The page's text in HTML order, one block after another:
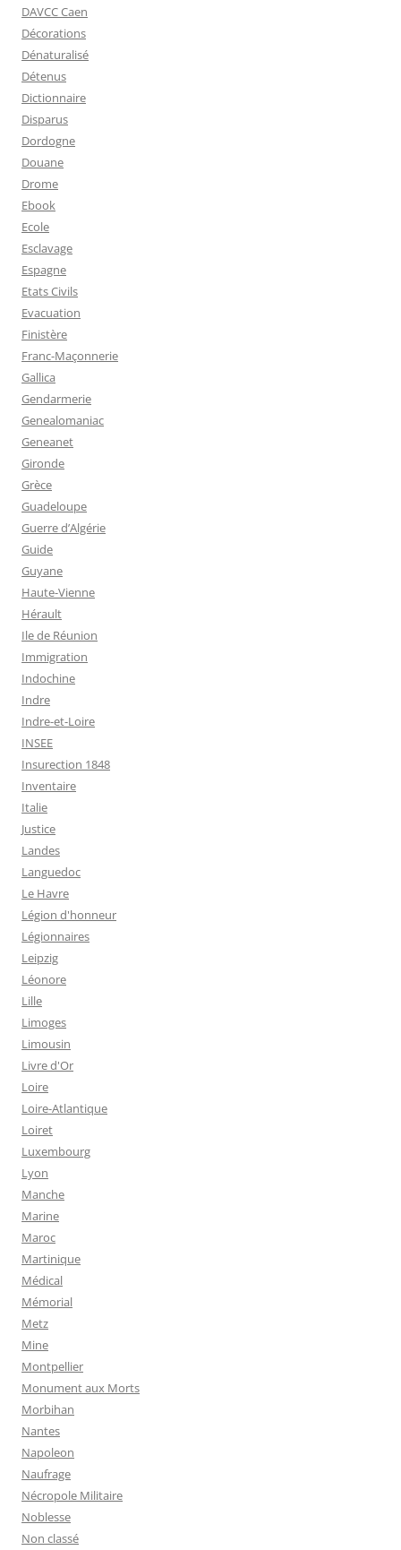
DAVCC Caen
Décorations
Dénaturalisé
Détenus
Dictionnaire
Disparus
Dordogne
Douane
Drome
Ebook
Ecole
Esclavage
Espagne
Etats Civils
Evacuation
Finistère
Franc-Maçonnerie
Gallica
Gendarmerie
Genealomaniac
Geneanet
Gironde
Grèce
Guadeloupe
Guerre d’Algérie
Guide
Guyane
Haute-Vienne
Hérault
Ile de Réunion
Immigration
Indochine
Indre
Indre-et-Loire
INSEE
Insurection 1848
Inventaire
Italie
Justice
Landes
Languedoc
Le Havre
Légion d'honneur
Légionnaires
Leipzig
Léonore
Lille
Limoges
Limousin
Livre d'Or
Loire
Loire-Atlantique
Loiret
Luxembourg
Lyon
Manche
Marine
Maroc
Martinique
Médical
Mémorial
Metz
Mine
Montpellier
Monument aux Morts
Morbihan
Nantes
Napoleon
Naufrage
Nécropole Militaire
Noblesse
Non classé